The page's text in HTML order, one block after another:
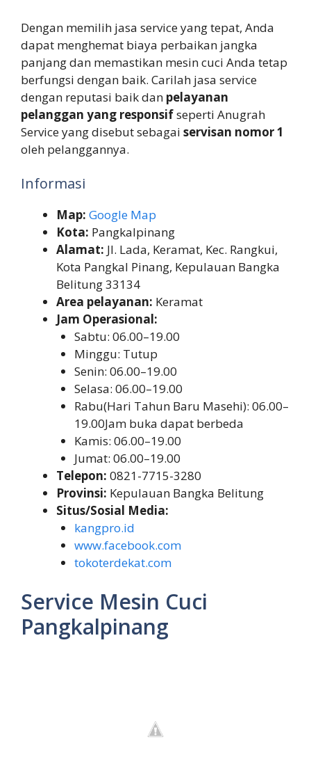
Dengan memilih jasa service yang tepat, Anda
dapat menghemat biaya perbaikan jangka
panjang dan memastikan mesin cuci Anda tetap
berfungsi dengan baik. Carilah jasa service
dengan reputasi baik dan pelayanan
pelanggan yang responsifseperti Anugrah
Service yang disebut sebagai servisan nomor 1
oleh pelanggannya.
Informasi
Map: Google Map
Kota: Pangkalpinang
Alamat: Jl. Lada, Keramat, Kec. Rangkui,
Kota Pangkal Pinang, Kepulauan Bangka
Belitung 33134
Area pelayanan: Keramat
Jam Operasional:
Sabtu: 06.00–19.00
Minggu: Tutup
Senin: 06.00–19.00
Selasa: 06.00–19.00
Rabu(Hari Tahun Baru Masehi): 06.00–
19.00Jam buka dapat berbeda
Kamis: 06.00–19.00
Jumat: 06.00–19.00
Telepon: 0821-7715-3280
Provinsi: Kepulauan Bangka Belitung
Situs/Sosial Media:
kangpro.id
www.facebook.com
tokoterdekat.com
Service Mesin Cuci
Pangkalpinang